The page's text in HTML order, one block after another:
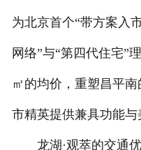
为北京首个“带方案入
网络”与“第四代住宅”
㎡的均价，重塑昌平
市精英提供兼具功能与
龙湖·观萃的交通优